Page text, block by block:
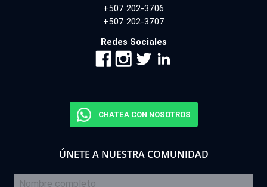
+507 202-3706
+507 202-3707
Redes Sociales
CHATEA CON NOSOTROS
ÚNETE A NUESTRA COMUNIDAD